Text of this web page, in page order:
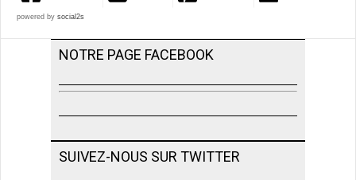
powered by social2s
NOTRE PAGE FACEBOOK
SUIVEZ-NOUS SUR TWITTER